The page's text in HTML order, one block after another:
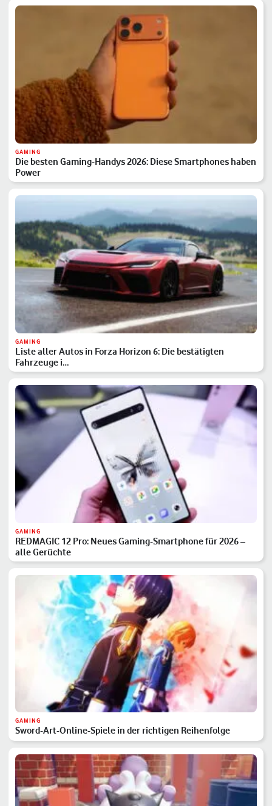
GAMING
Die besten Gaming-Handys 2026: Diese Smartphones haben
Power
GAMING
Liste aller Autos in Forza Horizon 6: Die bestätigten
Fahrzeuge i…
GAMING
REDMAGIC 12 Pro: Neues Gaming-Smartphone für 2026 –
alle Gerüchte
GAMING
Sword-Art-Online-Spiele in der richtigen Reihenfolge